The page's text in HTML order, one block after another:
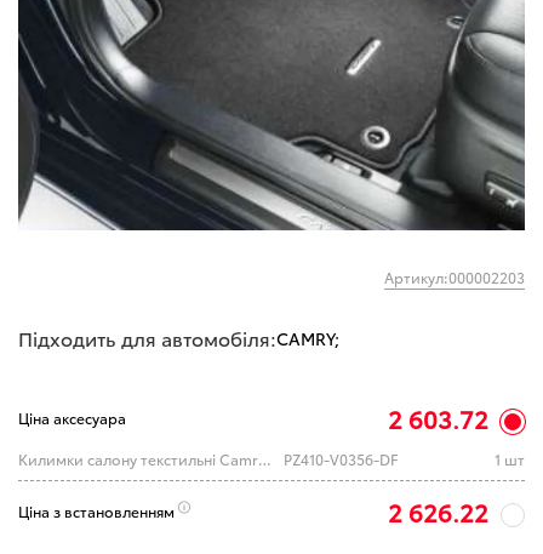
Артикул:000002203
Підходить для автомобіля:CAMRY;
Ціна аксесуара 2 603.72
Килимки салону текстильні Camry 50 (TOYOTA) PZ410-V0356-DF 1 шт
Ціна з встановленням 2 626.22